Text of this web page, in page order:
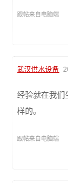
跟帖来自电脑端
武汉供水设备
经验就在我们
样的。
跟帖来自电脑端